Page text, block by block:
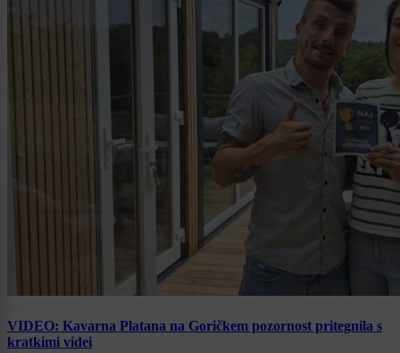
VIDEO: Kavarna Platana na Goričkem pozornost pritegnila s
kratkimi videi